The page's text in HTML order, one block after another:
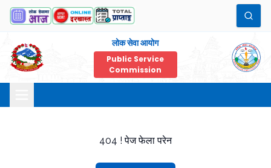
लोक सेवा आयोग
Public Service
Commission
404 ! पेज फेला परेन